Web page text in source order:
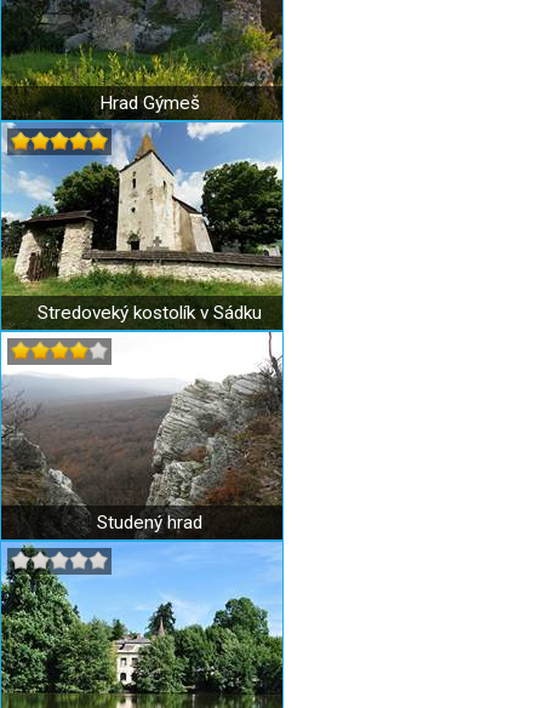
Hrad Gýmeš
Stredoveký kostolík v Sádku
Studený hrad